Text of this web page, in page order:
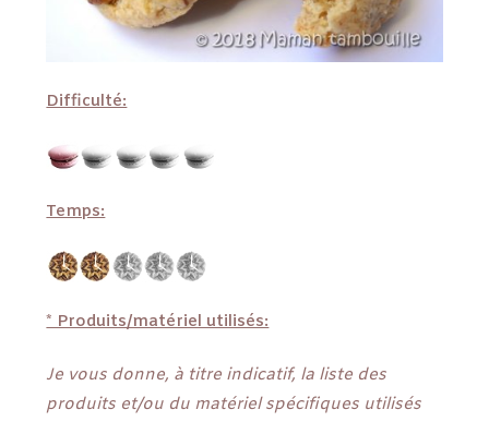
Difficulté:
Temps:
* Produits/matériel utilisés:
Je vous donne, à titre indicatif, la liste des
produits et/ou du matériel spécifiques utilisés